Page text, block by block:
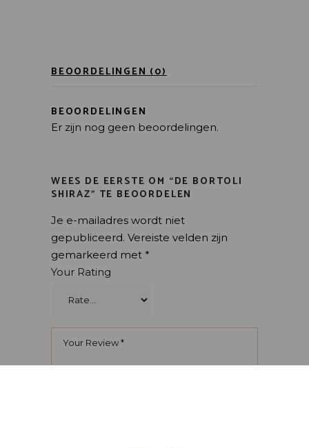
BEOORDELINGEN (0)
BEOORDELINGEN
Er zijn nog geen beoordelingen.
WEES DE EERSTE OM “DE BORTOLI
SHIRAZ” TE BEOORDELEN
Je e-mailadres wordt niet
gepubliceerd. Vereiste velden zijn
gemarkeerd met *
Your Rating